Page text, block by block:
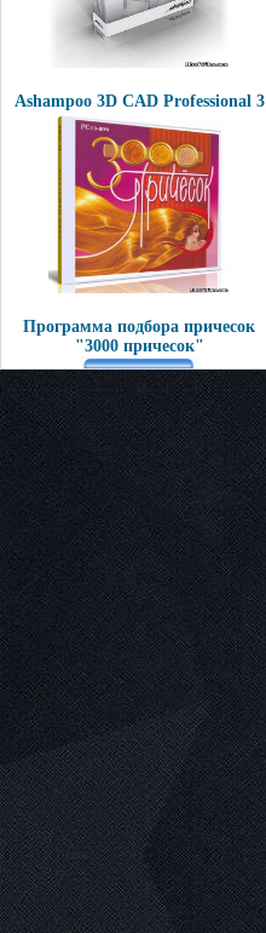
Ashampoo 3D CAD Professional 3
Программа подбора причесок
"3000 причесок"